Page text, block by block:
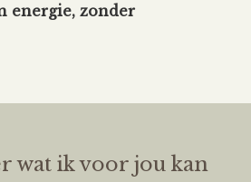
energie, zonder
wat ik voor jou kan